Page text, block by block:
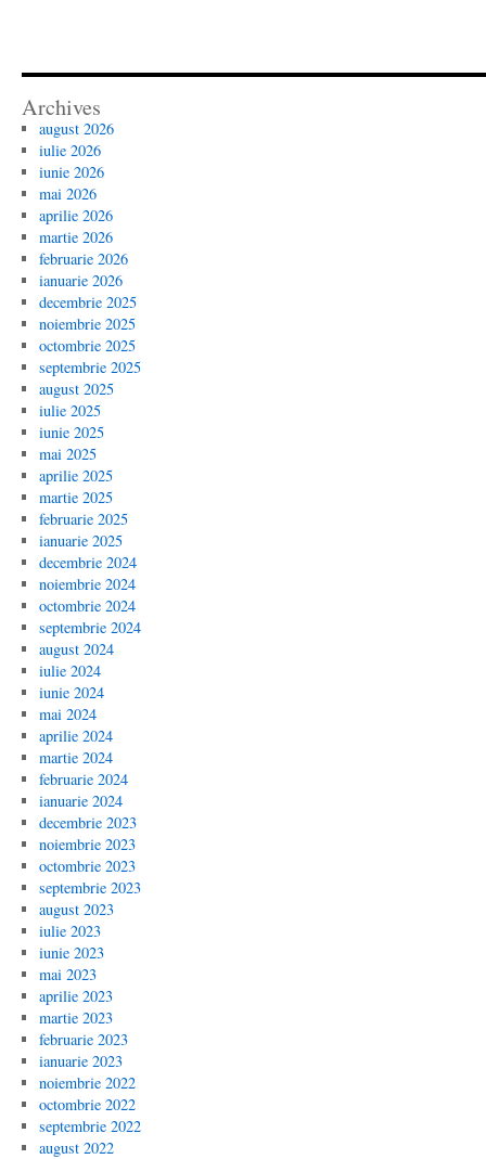
Archives
august 2026
iulie 2026
iunie 2026
mai 2026
aprilie 2026
martie 2026
februarie 2026
ianuarie 2026
decembrie 2025
noiembrie 2025
octombrie 2025
septembrie 2025
august 2025
iulie 2025
iunie 2025
mai 2025
aprilie 2025
martie 2025
februarie 2025
ianuarie 2025
decembrie 2024
noiembrie 2024
octombrie 2024
septembrie 2024
august 2024
iulie 2024
iunie 2024
mai 2024
aprilie 2024
martie 2024
februarie 2024
ianuarie 2024
decembrie 2023
noiembrie 2023
octombrie 2023
septembrie 2023
august 2023
iulie 2023
iunie 2023
mai 2023
aprilie 2023
martie 2023
februarie 2023
ianuarie 2023
noiembrie 2022
octombrie 2022
septembrie 2022
august 2022